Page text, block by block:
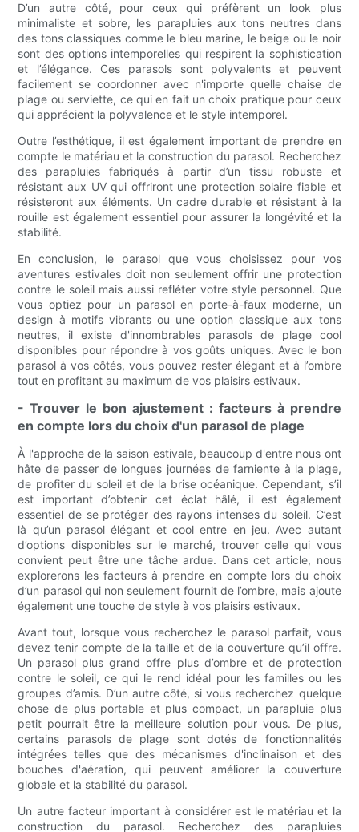
D’un autre côté, pour ceux qui préfèrent un look plus
minimaliste et sobre, les parapluies aux tons neutres dans
des tons classiques comme le bleu marine, le beige ou le noir
sont des options intemporelles qui respirent la sophistication
et l’élégance. Ces parasols sont polyvalents et peuvent
facilement se coordonner avec n'importe quelle chaise de
plage ou serviette, ce qui en fait un choix pratique pour ceux
qui apprécient la polyvalence et le style intemporel.
Outre l’esthétique, il est également important de prendre en
compte le matériau et la construction du parasol. Recherchez
des parapluies fabriqués à partir d’un tissu robuste et
résistant aux UV qui offriront une protection solaire fiable et
résisteront aux éléments. Un cadre durable et résistant à la
rouille est également essentiel pour assurer la longévité et la
stabilité.
En conclusion, le parasol que vous choisissez pour vos
aventures estivales doit non seulement offrir une protection
contre le soleil mais aussi refléter votre style personnel. Que
vous optiez pour un parasol en porte-à-faux moderne, un
design à motifs vibrants ou une option classique aux tons
neutres, il existe d'innombrables parasols de plage cool
disponibles pour répondre à vos goûts uniques. Avec le bon
parasol à vos côtés, vous pouvez rester élégant et à l’ombre
tout en profitant au maximum de vos plaisirs estivaux.
- Trouver le bon ajustement : facteurs à prendre
en compte lors du choix d'un parasol de plage
À l'approche de la saison estivale, beaucoup d'entre nous ont
hâte de passer de longues journées de farniente à la plage,
de profiter du soleil et de la brise océanique. Cependant, s’il
est important d’obtenir cet éclat hâlé, il est également
essentiel de se protéger des rayons intenses du soleil. C’est
là qu’un parasol élégant et cool entre en jeu. Avec autant
d’options disponibles sur le marché, trouver celle qui vous
convient peut être une tâche ardue. Dans cet article, nous
explorerons les facteurs à prendre en compte lors du choix
d’un parasol qui non seulement fournit de l’ombre, mais ajoute
également une touche de style à vos plaisirs estivaux.
Avant tout, lorsque vous recherchez le parasol parfait, vous
devez tenir compte de la taille et de la couverture qu’il offre.
Un parasol plus grand offre plus d’ombre et de protection
contre le soleil, ce qui le rend idéal pour les familles ou les
groupes d’amis. D’un autre côté, si vous recherchez quelque
chose de plus portable et plus compact, un parapluie plus
petit pourrait être la meilleure solution pour vous. De plus,
certains parasols de plage sont dotés de fonctionnalités
intégrées telles que des mécanismes d'inclinaison et des
bouches d'aération, qui peuvent améliorer la couverture
globale et la stabilité du parasol.
Un autre facteur important à considérer est le matériau et la
construction du parasol. Recherchez des parapluies